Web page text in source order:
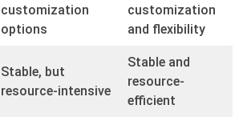
customization
options
customization
and flexibility
Stable, but
resource-intensive
Stable and
resource-
efficient